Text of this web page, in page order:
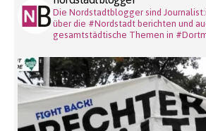
Die Nordstadtblogger sind
über die #Nordstadt berichten und
gesamtstädtische Themen in